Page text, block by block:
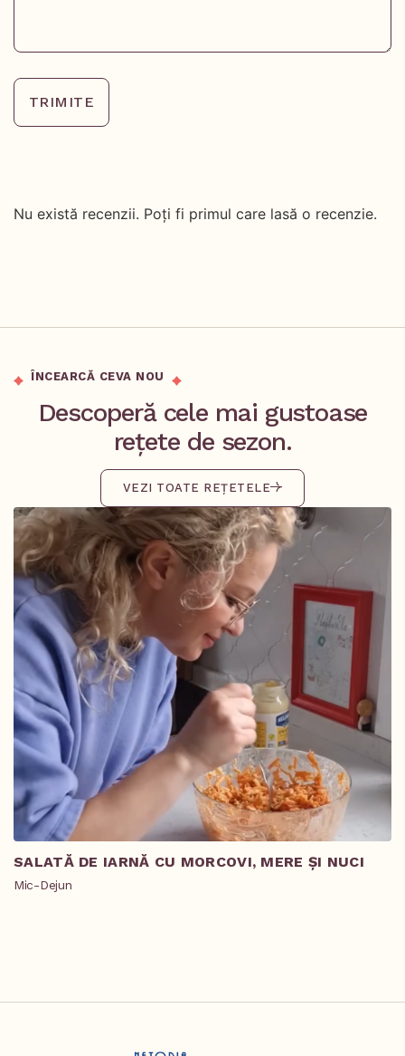
TRIMITE
Nu există recenzii. Poți fi primul care lasă o recenzie.
ÎNCEARCĂ CEVA NOU
Descoperă cele mai gustoase
rețete de sezon.
VEZI TOATE REȚETELE
SALATĂ DE IARNĂ CU MORCOVI, MERE ȘI NUCI
Mic-Dejun